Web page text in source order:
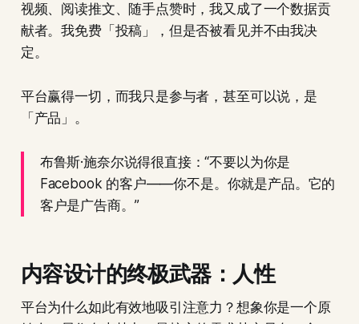
视频、阅读推文、随手点赞时，我又成了一个数据贡
献者。我免费「投稿」，但是否被看见并不由我决
定。
平台赢得一切，而我只是参与者，甚至可以说，是
「产品」。
布鲁斯·施奈尔说得很直接：“不要以为你是
Facebook 的客户——你不是。你就是产品。它的
客户是广告商。”
内容设计的终极武器：人性
平台为什么如此有效地吸引注意力？想象你是一个原